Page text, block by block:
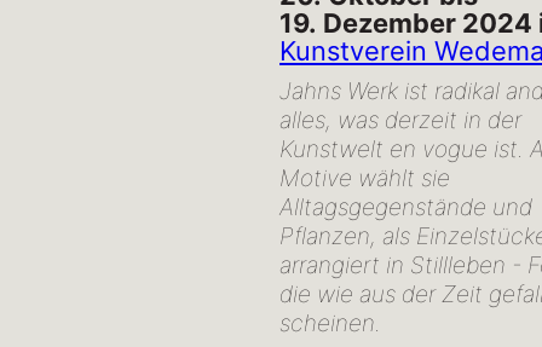
19. Dezember 2024
Kunstverein
Jahns Werk ist radikal
alles, was derzeit in der
Kunstwelt en vogue ist.
Motive wählt sie
Alltagsgegenstände und
Pflanzen, als
arrangiert in Stillleben -
die wie aus der Zeit
scheinen.